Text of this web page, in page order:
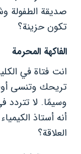
صديقة الطفولة
تكون حزينة؟
الفاكهة المحرمة
انت فتاة في
تريحك وتنسى
وسيمًا. لا تتردد
أنه أستاذ
العلاقة؟